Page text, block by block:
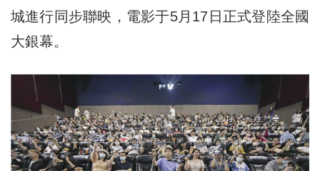
城進行同步聯映，電影于5月17日正式登陸全國
大銀幕。